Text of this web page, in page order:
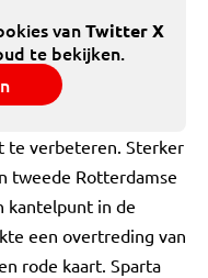
vanTwitter X
te bekijken.
te verbeteren. Sterker
tweede Rotterdamse
kantelpunt in de
een overtreding van
rode kaart. Sparta